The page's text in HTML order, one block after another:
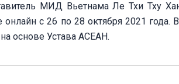
МИД Вьетнама Ле Тхи Тху
с 26 по 28 октября 2021 года.
основе Устава АСЕАН.